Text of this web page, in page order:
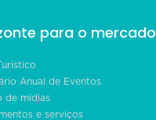
para o mercado
Anual de Eventos
de mídias
e serviços